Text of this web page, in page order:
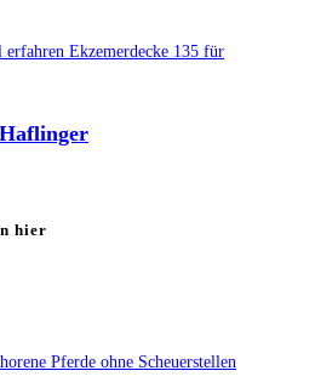
hier
Pferde ohne Scheuerstellen